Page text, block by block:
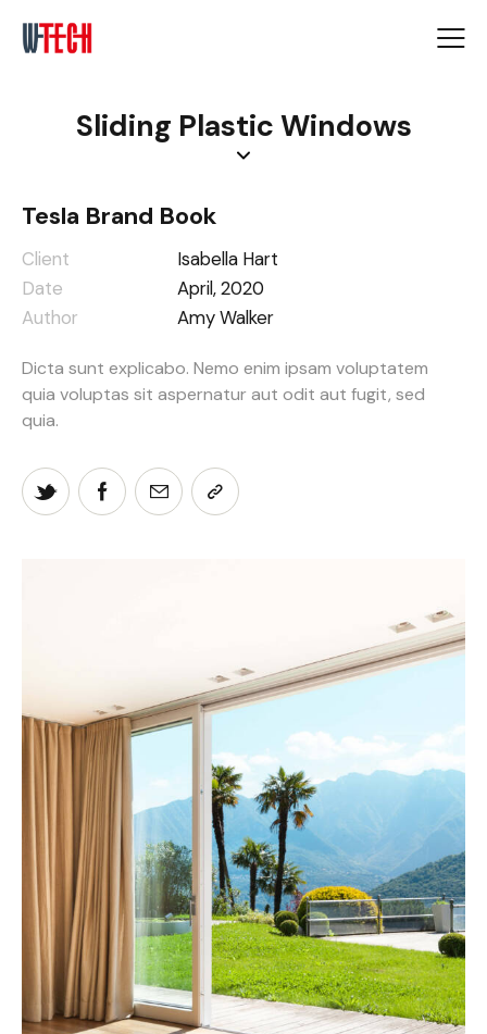
Sliding Plastic Windows
Tesla Brand Book
Client
Isabella Hart
Date
April, 2020
Author
Amy Walker
Dicta sunt explicabo. Nemo enim ipsam voluptatem
quia voluptas sit aspernatur aut odit aut fugit, sed
quia.